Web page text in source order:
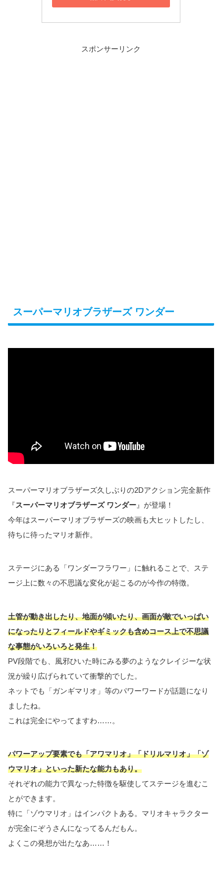
スポンサーリンク
スーパーマリオブラザーズ ワンダー
スーパーマリオブラザーズ久しぶりの2Dアクション完全新作
『スーパーマリオブラザーズ ワンダー 』が登場！
今年はスーパーマリオブラザーズの映画も大ヒットしたし、
待ちに待ったマリオ新作。
ステージにある「ワンダーフラワー」に触れることで、ステ
ージ上に数々の不思議な変化が起こるのが今作の特徴。
土管が動き出したり、地面が傾いたり、画面が敵でいっぱい
になったりとフィールドやギミックも含めコース上で不思議
な事態がいろいろと発生！
PV段階でも、風邪ひいた時にみる夢のようなクレイジーな状
況が繰り広げられていて衝撃的でした。
ネットでも「ガンギマリオ」等のパワーワードが話題になり
ましたね。
これは完全にやってますわ……。
パワーアップ要素でも「アワマリオ」「ドリルマリオ」「ゾ
ウマリオ」といった新たな能力もあり。
それぞれの能力で異なった特徴を駆使してステージを進むこ
とができます。
特に「ゾウマリオ」はインパクトある。マリオキャラクター
が完全にぞうさんになってるんだもん。
よくこの発想が出たなあ……！